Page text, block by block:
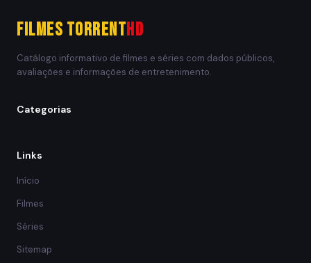
Filmes TorrentHD
Catálogo informativo de filmes e séries com dados públicos,
avaliações e informações de entretenimento.
Categorias
Links
Início
Filmes
Séries
Sitemap